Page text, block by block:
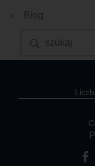
Blog